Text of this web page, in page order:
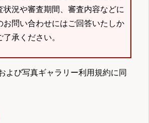
状況や審査期間、審査内容などに
お問い合わせにはご回答いたしか
承ください。
よび写真ギャラリー利用規約に同